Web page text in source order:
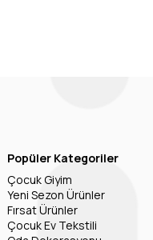
Popüler Kategoriler
Çocuk Giyim
Yeni Sezon Ürünler
Fırsat Ürünler
Çocuk Ev Tekstili